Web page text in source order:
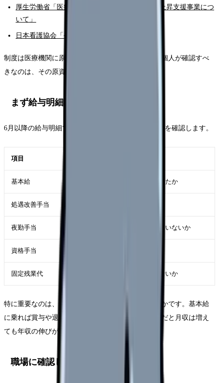
厚生労働省「医療機関等における賃上げ・物価上昇支援事業につ
いて」
日本看護協会「令和8年度診療報酬改定」
制度は医療機関に原資を入れる仕組みです。看護師個人が確認すべ
きなのは、その原資が給与明細のどこに出るかです。
まず給与明細で見る5項目
6月以降の給与明細では、前年同月や前月と比べて次を確認します。
項目
基本給 ベースアップが本当に土台に乗ったか
処遇改善手当
夜勤手当 改定原資が夜勤手当に充てられていないか
資格手当
固定残業代 月給増に見えても残業代込みでないか
特に重要なのは、基本給に乗ったのか、別手当なのかです。基本給
に乗れば賞与や退職金に影響しやすい一方、別手当だと月収は増え
ても年収の伸びが限定的になる場合があります。
職場に確認したい質問